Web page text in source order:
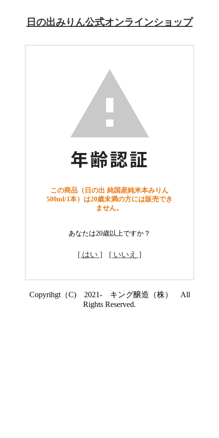
日の出みりん公式オンラインショップ
この商品（日の出 純国産純米本みりん
500ml/1本）は20歳未満の方には販売でき
ません。
あなたは20歳以上ですか？
[ はい ] [ いいえ ]
Copyrihgt（C) 2021- キング醸造（株） All
Rights Reserved.